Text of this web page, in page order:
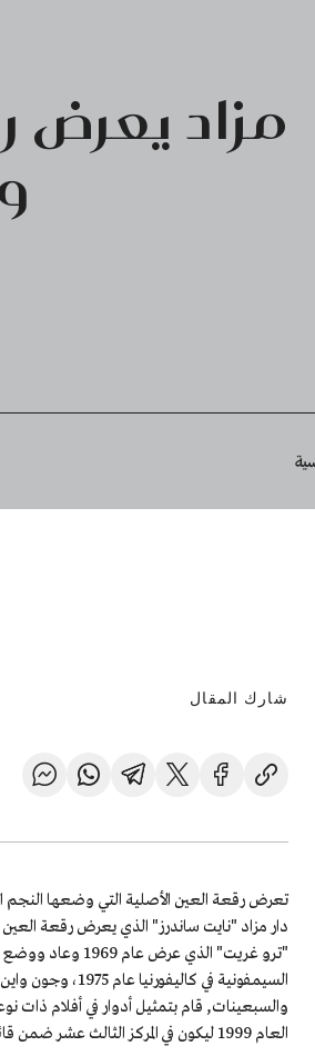
مزاد
شارك المقال
دار مزاد "نايت ساندرز" الذي يعرض رقعة العين
"ترو غريت"
والسبعينات, قام بتمثيل أدوار في أفلام ذات
العام 1999 ليكون في المركز الثالث عشر ضمن قائمة معهد الفيلم الأمريكي 100 عام و100 ممثل.